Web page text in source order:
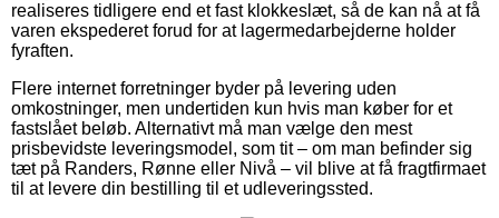
realiseres tidligere end et fast klokkeslæt, så de kan nå at få
varen ekspederet forud for at lagermedarbejderne holder
fyraften.
Flere internet forretninger byder på levering uden
omkostninger, men undertiden kun hvis man køber for et
fastslået beløb. Alternativt må man vælge den mest
prisbevidste leveringsmodel, som tit – om man befinder sig
tæt på Randers, Rønne eller Nivå – vil blive at få fragtfirmaet
til at levere din bestilling til et udleveringssted.